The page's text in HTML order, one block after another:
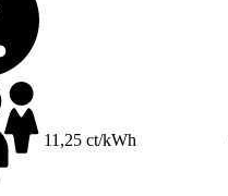
11,25 ct/kWh